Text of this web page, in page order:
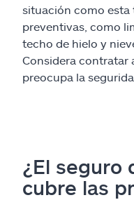
situación como esta
preventivas, como
techo de hielo y
Considera contratar
preocupa la
¿El seguro
cubre las